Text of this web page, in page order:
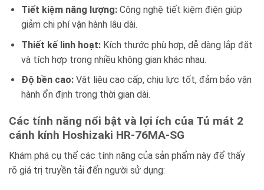
Tiết kiệm năng lượng:Công nghệ tiết kiệm điện giúp
giảm chi phí vận hành lâu dài.
Thiết kế linh hoạt:Kích thước phù hợp, dễ dàng lắp đặt
và tích hợp trong nhiều không gian khác nhau.
Độ bền cao:Vật liệu cao cấp, chịu lực tốt, đảm bảo vận
hành ổn định trong thời gian dài.
Các tính năng nổi bật và lợi ích của Tủ mát 2
cánh kính Hoshizaki HR-76MA-SG
Khám phá cụ thể các tính năng của sản phẩm này để thấy
rõ giá trị truyền tải đến người sử dụng: